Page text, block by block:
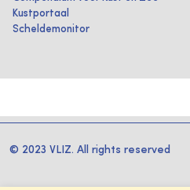
Kustportaal
Scheldemonitor
© 2023 VLIZ. All rights reserved